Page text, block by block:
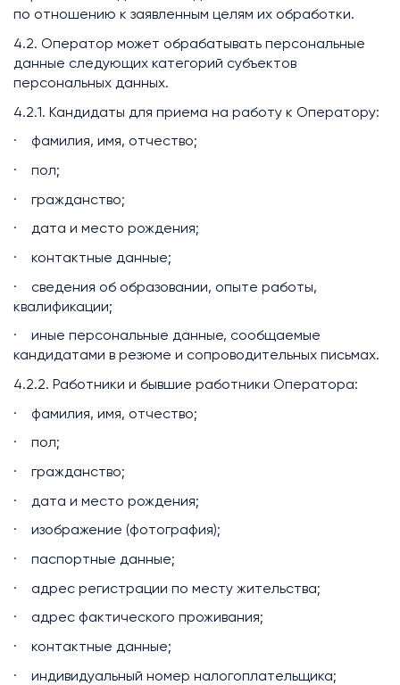
по отношению к заявленным целям их обработки.
4.2. Оператор может обрабатывать персональные
данные следующих категорий субъектов
персональных данных.
4.2.1. Кандидаты для приема на работу к Оператору:
· фамилия, имя, отчество;
· пол;
· гражданство;
· дата и место рождения;
· контактные данные;
· сведения об образовании, опыте работы,
квалификации;
· иные персональные данные, сообщаемые
кандидатами в резюме и сопроводительных письмах.
4.2.2. Работники и бывшие работники Оператора:
· фамилия, имя, отчество;
· пол;
· гражданство;
· дата и место рождения;
· изображение (фотография);
· паспортные данные;
· адрес регистрации по месту жительства;
· адрес фактического проживания;
· контактные данные;
· индивидуальный номер налогоплательщика;